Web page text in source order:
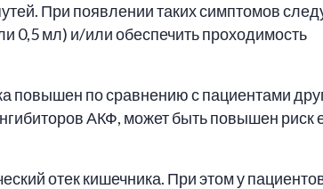
При появлении таких симптомов
0,5 мл) и/или обеспечить проходимость
повышен по сравнению с пациентами
АКФ, может быть повышен риск
отек кишечника. При этом у